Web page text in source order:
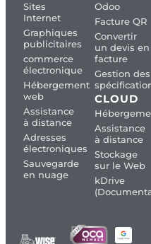
Sites
Internet
Graphiques
publicitaires
commerce
électronique
Hébergement
web
Assistance
à distance
Adresses
électroniques
Sauvegarde
en nuage
Odoo
Facture QR
Convertir
un devis en
facture
Gestion des
CLOUD
Assistance
à distance
Stockage
sur le Web
kDrive